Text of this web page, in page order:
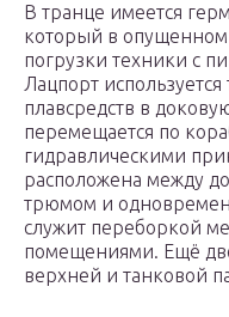
В транце имеется
который в
погрузки техники с
Лацпорт
плавсредств в
перемещается по
гидравлическими
расположена между
трюмом и
служит переборкой
помещениями. Ещё
верхней и танковой